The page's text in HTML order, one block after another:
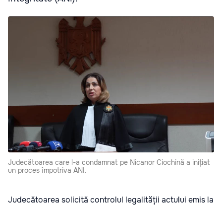
Judecătoarea care l-a condamnat pe Nicanor Ciochină a inițiat
un proces împotriva ANI.
Judecătoarea solicită controlul legalității actului emis la